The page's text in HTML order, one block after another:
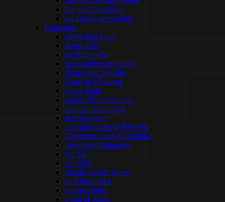
Un jour Un village
Un Lieu Une Histoire
Émissions
100% Pop Love
Actus d’oc
As Ben Parlat
Associativement vôtre
Bienvenue au Club
Coup de Chapeau
Disco Funk
Envie d’Entreprendre
Faut qu’on en parle
Jazz de coeur
Les après-midi d’ RTVFM
Les rendez vous d’écholibri
Live Santé Mutualité
On Air
Parasites
Retour sur les Tubes
So Music Live
Sur ma route
Spirit of Rock